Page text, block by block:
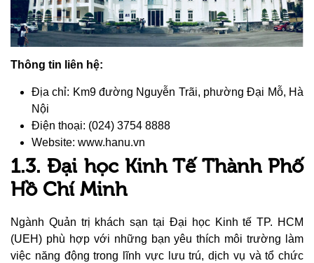
Thông tin liên hệ:
Địa chỉ: Km9 đường Nguyễn Trãi, phường Đại Mỗ, Hà
Nội
Điện thoại: (024) 3754 8888
Website: www.hanu.vn
1.3. Đại học Kinh Tế Thành Phố
Hồ Chí Minh
Ngành Quản trị khách sạn tại Đại học Kinh tế TP. HCM
(UEH) phù hợp với những bạn yêu thích môi trường làm
việc năng động trong lĩnh vực lưu trú, dịch vụ và tổ chức